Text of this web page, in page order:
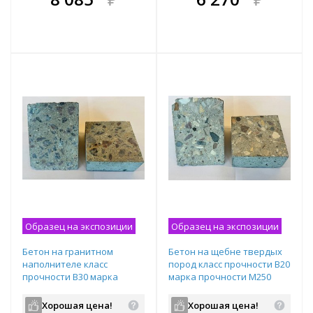
всегда выгоднее!
всегда выгоднее!
Образец на экспозиции
Бетон на гранитном
наполнителе класс
прочности B30 марка
подвижность П3
Хорошая цена!
Образец на экспозиции
Бетон на щебне твердых
пород класс прочности B20
марка прочности М250
водопроницаемость W4
Хорошая цена!